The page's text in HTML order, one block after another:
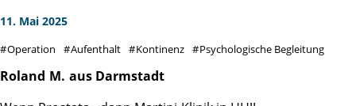
Operation, alles ist vorbildlich. Ein ganz herzliches
11. Mai 2025
Operation Aufenthalt Kontinenz Psychologische Begleitung
Roland M. aus Darmstadt